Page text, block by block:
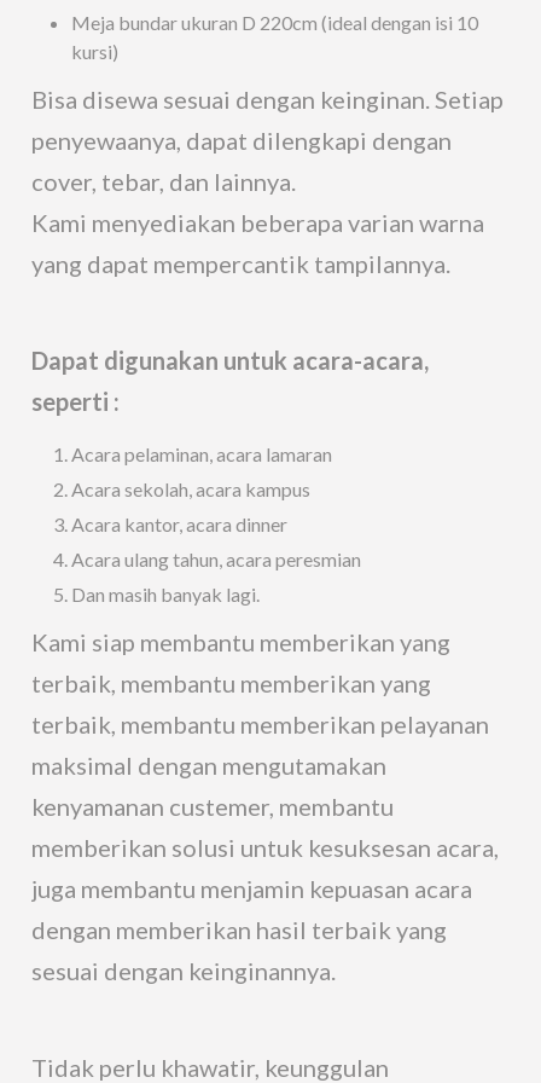
Meja bundar ukuran D 220cm (ideal dengan isi 10
kursi)
Bisa disewa sesuai dengan keinginan. Setiap
penyewaanya, dapat dilengkapi dengan
cover, tebar, dan lainnya.
Kami menyediakan beberapa varian warna
yang dapat mempercantik tampilannya.
Dapat digunakan untuk acara-acara,
seperti :
Acara pelaminan, acara lamaran
Acara sekolah, acara kampus
Acara kantor, acara dinner
Acara ulang tahun, acara peresmian
Dan masih banyak lagi.
Kami siap membantu memberikan yang
terbaik, membantu memberikan yang
terbaik, membantu memberikan pelayanan
maksimal dengan mengutamakan
kenyamanan custemer, membantu
memberikan solusi untuk kesuksesan acara,
juga membantu menjamin kepuasan acara
dengan memberikan hasil terbaik yang
sesuai dengan keinginannya.
Tidak perlu khawatir, keunggulan